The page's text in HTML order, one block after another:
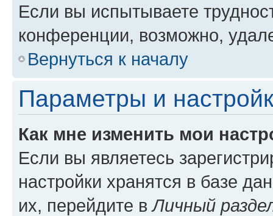
Если вы испытываете
конференции, возможно,
Вернуться к началу
Параметры и
Как мне изменить мои
Если вы являетесь
настройки хранятся в базе
их, перейдите вЛичный